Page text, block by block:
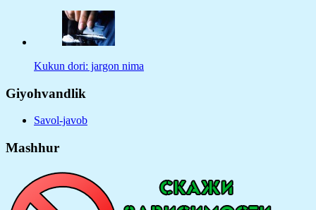
Kukun dori: jargon nima
Giyohvandlik
Savol-javob
Mashhur